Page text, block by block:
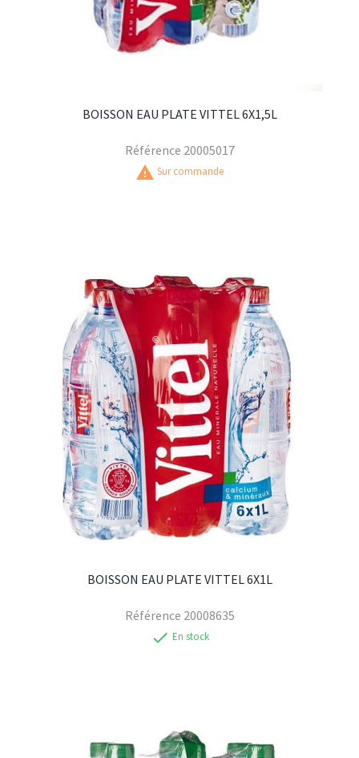
BOISSON EAU PLATE VITTEL 6X1,5L
Référence 20005017
warning Sur commande
BOISSON EAU PLATE VITTEL 6X1L
Référence 20008635
check En stock